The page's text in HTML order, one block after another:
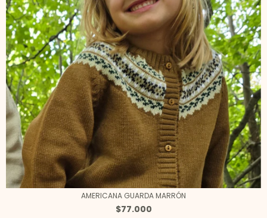
AMERICANA GUARDA MARRÓN
$77.000